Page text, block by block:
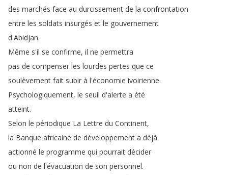
des marchés face au durcissement de la confrontation
entre les soldats insurgés et le gouvernement
d'Abidjan.
Même s'il se confirme, il ne permettra
pas de compenser les lourdes pertes que ce
soulèvement fait subir à l'économie ivoirienne.
Psychologiquement, le seuil d'alerte a été
atteint.
Selon le périodique La Lettre du Continent,
la Banque africaine de développement a déjà
actionné le programme qui pourrait décider
ou non de l'évacuation de son personnel.